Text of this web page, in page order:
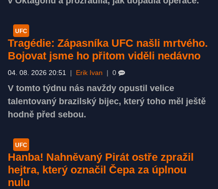
UFC
Tragédie: Zápasníka UFC našli mrtvého.
Bojovat jsme ho přitom viděli nedávno
04. 08. 2026 20:51 Erik Ivan 0
V tomto týdnu nás navždy opustil velice
talentovaný brazilský bijec, který toho měl ještě
hodně před sebou.
UFC
Hanba! Nahněvaný Pirát ostře zpražil
hejtra, který označil Čepa za úplnou
nulu